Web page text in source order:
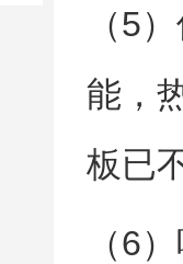
（5
能，
板已
（6